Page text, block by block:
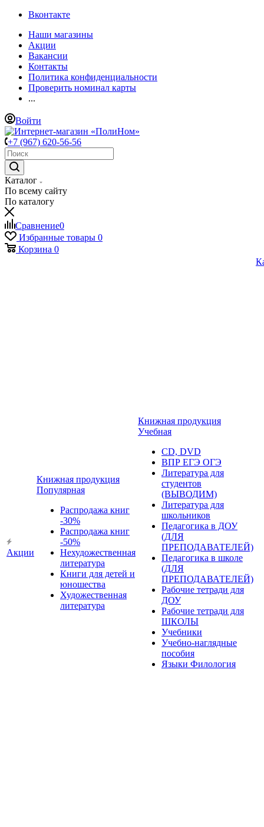
Вконтакте
Наши магазины
Акции
Вакансии
Контакты
Политика конфиденциальности
Проверить номинал карты
...
Войти
+7 (967) 620-56-56
Каталог
По всему сайту
По каталогу
Сравнение0
Избранные товары 0
Корзина 0
Акции
Книжная продукция
Популярная
Распродажа книг
-30%
Распродажа книг
-50%
Нехудожественная
литература
Книги для детей и
юношества
Художественная
литература
Книжная продукция
Учебная
CD, DVD
ВПР ЕГЭ ОГЭ
Литература для
студентов
(ВЫВОДИМ)
Литература для
школьников
Педагогика в ДОУ
(ДЛЯ
ПРЕПОДАВАТЕЛЕЙ)
Педагогика в школе
(ДЛЯ
ПРЕПОДАВАТЕЛЕЙ)
Рабочие тетради для
ДОУ
Рабочие тетради для
ШКОЛЫ
Учебники
Учебно-наглядные
пособия
Языки Филология